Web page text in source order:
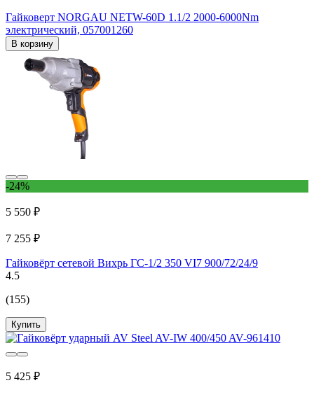
Гайковерт NORGAU NETW-60D 1.1/2 2000-6000Nm
электрический, 057001260
В корзину
-24%
5 550 ₽
7 255 ₽
Гайковёрт сетевой Вихрь ГС-1/2 350 VI7 900/72/24/9
4.5
(155)
Купить
5 425 ₽